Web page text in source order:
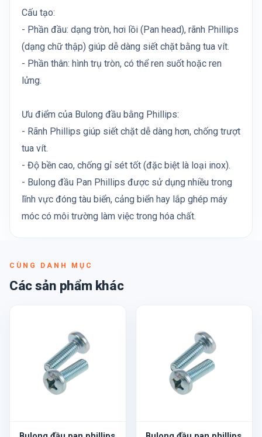
Cấu tạo:
- Phần đầu: dạng tròn, hơi lồi (Pan head), rãnh Phillips
(dạng chữ thập) giúp dễ dàng siết chặt bằng tua vít.
- Phần thân: hình trụ tròn, có thể ren suốt hoặc ren
lửng.
Ưu điểm của Bulong đầu bằng Phillips:
- Rãnh Phillips giúp siết chặt dễ dàng hơn, chống trượt
tua vít.
- Độ bền cao, chống gỉ sét tốt (đặc biệt là loại inox).
- Bulong đầu Pan Phillips được sử dụng nhiều trong
lĩnh vực đóng tàu biển, cảng biển hay lắp ghép máy
móc có môi trường làm việc trong hóa chất.
CÙNG DANH MỤC
Các sản phẩm khác